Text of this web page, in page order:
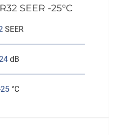
SEER -25°C
SEER
dB
°C